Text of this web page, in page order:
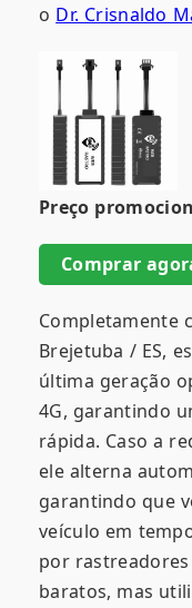
o Dr. Crisnaldo
Preço
Comprar
Completamente
Brejetuba / ES,
última geração
4G, garantindo
rápida. Caso a
ele alterna
garantindo que
veículo em
por rastreadores
baratos, mas